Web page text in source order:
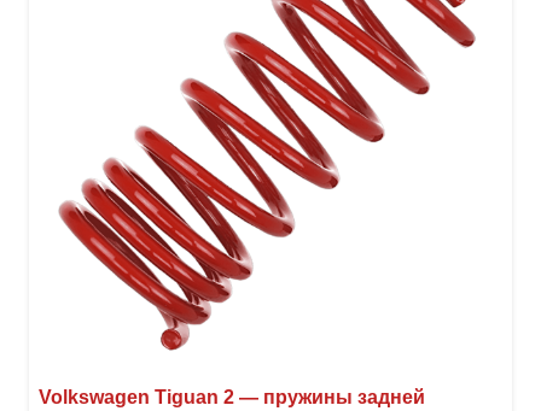
Volkswagen Tiguan 2 — пружины задней